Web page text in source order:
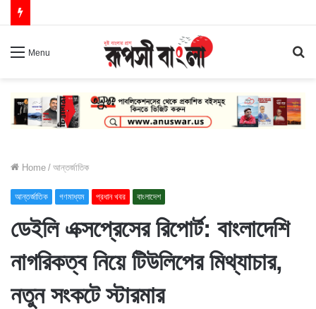
Menu
Home / আন্তর্জাতিক
আন্তর্জাতিক গণমাধ্যম প্রধান খবর বাংলাদেশ
ডেইলি এক্সপ্রেসের রিপোর্ট: বাংলাদেশি
নাগরিকত্ব নিয়ে টিউলিপের মিথ্যাচার,
নতুন সংকটে স্টারমার